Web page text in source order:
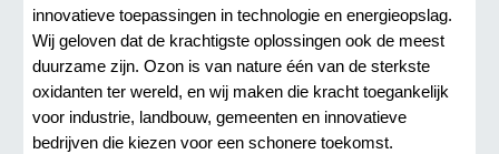
innovatieve toepassingen in technologie en energieopslag.
Wij geloven dat de krachtigste oplossingen ook de meest
duurzame zijn. Ozon is van nature één van de sterkste
oxidanten ter wereld, en wij maken die kracht toegankelijk
voor industrie, landbouw, gemeenten en innovatieve
bedrijven die kiezen voor een schonere toekomst.